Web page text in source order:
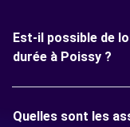
Est-il possible de
durée à Poissy ?
Quelles sont les